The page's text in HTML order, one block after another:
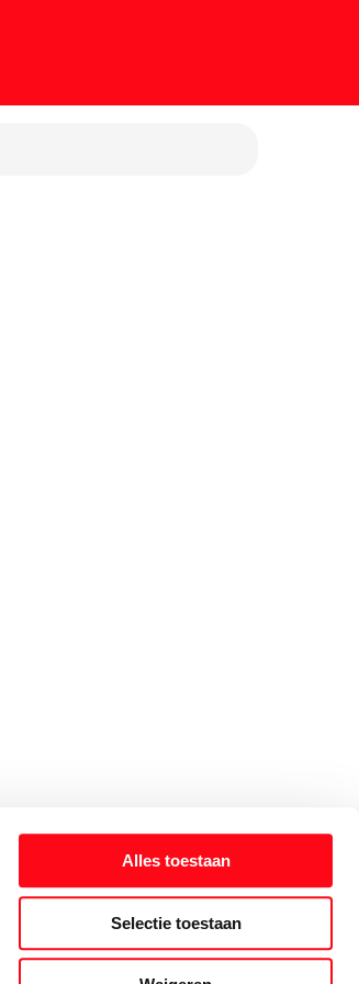
Alles toestaan
Selectie toestaan